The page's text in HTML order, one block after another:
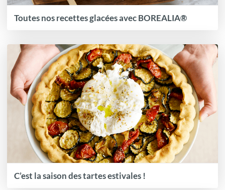
Toutes nos recettes glacées avec BOREALIA®
C’est la saison des tartes estivales !